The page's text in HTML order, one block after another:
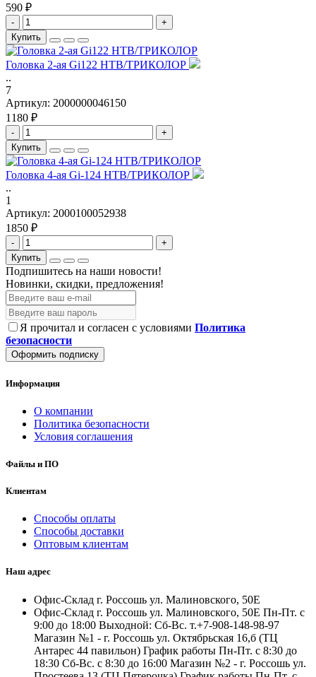
590 ₽
-
+
Купить
Головка 2-ая Gi122 НТВ/ТРИКОЛОР
..
7
Артикул: 2000000046150
1180 ₽
-
+
Купить
Головка 4-ая Gi-124 НТВ/ТРИКОЛОР
..
1
Артикул: 2000100052938
1850 ₽
-
+
Купить
Подпишитесь на наши новости!
Новинки, скидки, предложения!
Я прочитал и согласен с условиями Политика
безопасности
Оформить подписку
Информация
О компании
Политика безопасности
Условия соглашения
Файлы и ПО
Клиентам
Способы оплаты
Способы доставки
Оптовым клиентам
Наш адрес
Офис-Склад г. Россошь ул. Малиновского, 50Е
Офис-Склад г. Россошь ул. Малиновского, 50Е Пн-Пт. с
9:00 до 18:00 Выходной: Сб-Вс. т.+7-908-148-98-97
Магазин №1 - г. Россошь ул. Октябрьская 16,б (ТЦ
Антарес 44 павильон) График работы Пн-Пт. с 8:30 до
18:30 Сб-Вс. с 8:30 до 16:00 Магазин №2 - г. Россошь ул.